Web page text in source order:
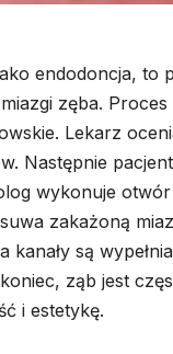
endodoncja,
zęba.
Lekarz
Następnie
wykonuje
zakażoną
są
ząb jest
i estetykę.